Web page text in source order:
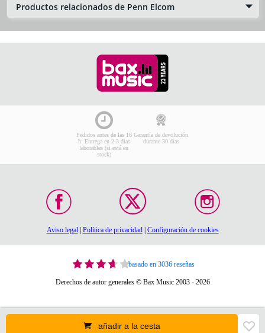
Productos relacionados de Penn Elcom
añadir a la cesta
Pedidos antes de las 16
h: Entrega en 2-3 días
laborables (si está en
stock)
Garantía de devolución
durante 30 días
Aviso legal| Política de privacidad| Configuración de cookies
basado en 3036 reseñas
Derechos de autor generales © Bax Music 2003 - 2026